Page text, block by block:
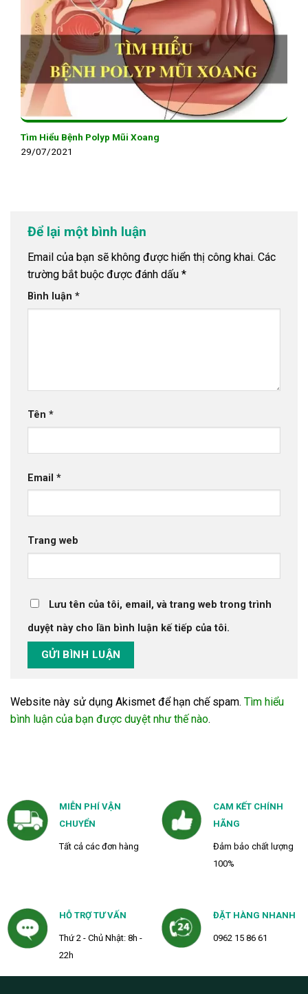
Tìm Hiểu Bệnh Polyp Mũi Xoang
29/07/2021
Để lại một bình luận
Email của bạn sẽ không được hiển thị công khai. Các
trường bắt buộc được đánh dấu *
Bình luận *
Tên *
Email *
Trang web
Lưu tên của tôi, email, và trang web trong trình
duyệt này cho lần bình luận kế tiếp của tôi.
Website này sử dụng Akismet để hạn chế spam. Tìm hiểu
bình luận của bạn được duyệt như thế nào.
MIỄN PHÍ VẬN
CHUYỂN
Tất cả các đơn hàng
CAM KẾT CHÍNH
HÃNG
Đảm bảo chất lượng
100%
HỖ TRỢ TƯ VẤN
Thứ 2 - Chủ Nhật: 8h -
22h
ĐẶT HÀNG NHANH
0962 15 86 61